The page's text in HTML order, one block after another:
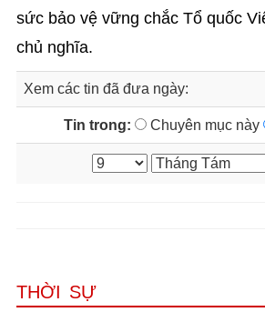
sức bảo vệ vững chắc Tổ quốc
chủ nghĩa.
Xem các tin đã đưa ngày:
Tin trong: Chuyên mục này
THỜI SỰ